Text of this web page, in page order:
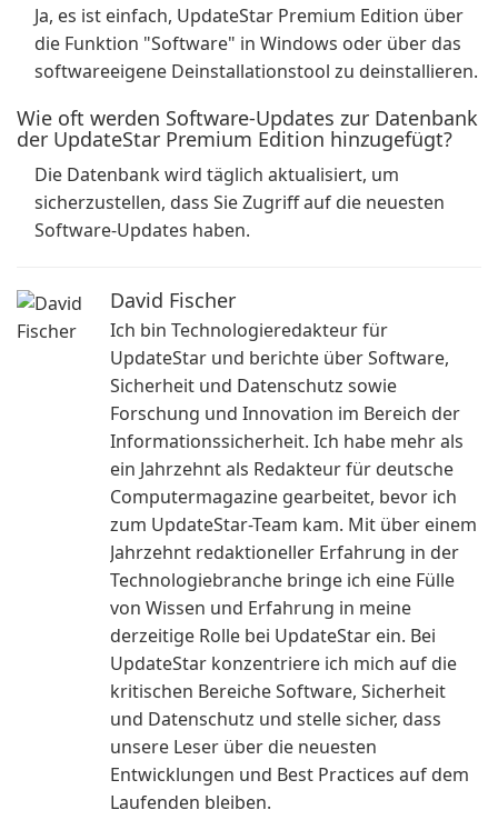
Ja, es ist einfach, UpdateStar Premium Edition über
die Funktion "Software" in Windows oder über das
softwareeigene Deinstallationstool zu deinstallieren.
Wie oft werden Software-Updates zur Datenbank
der UpdateStar Premium Edition hinzugefügt?
Die Datenbank wird täglich aktualisiert, um
sicherzustellen, dass Sie Zugriff auf die neuesten
Software-Updates haben.
David Fischer
Ich bin Technologieredakteur für
UpdateStar und berichte über Software,
Sicherheit und Datenschutz sowie
Forschung und Innovation im Bereich der
Informationssicherheit. Ich habe mehr als
ein Jahrzehnt als Redakteur für deutsche
Computermagazine gearbeitet, bevor ich
zum UpdateStar-Team kam. Mit über einem
Jahrzehnt redaktioneller Erfahrung in der
Technologiebranche bringe ich eine Fülle
von Wissen und Erfahrung in meine
derzeitige Rolle bei UpdateStar ein. Bei
UpdateStar konzentriere ich mich auf die
kritischen Bereiche Software, Sicherheit
und Datenschutz und stelle sicher, dass
unsere Leser über die neuesten
Entwicklungen und Best Practices auf dem
Laufenden bleiben.